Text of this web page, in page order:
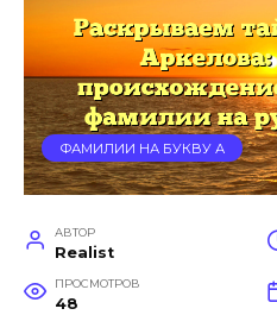
ФАМИЛИИ НА БУКВУ А
АВТОР
Realist
ПРОСМОТРОВ
48